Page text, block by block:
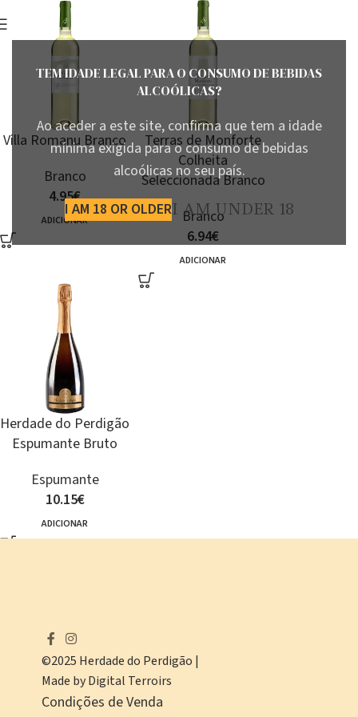
TEM IDADE LEGAL PARA O CONSUMO DE BEBIDAS
ALCOÓLICAS?
Ao aceder a este site, confirma que tem a idade
mínima exigida para o consumo de bebidas
alcoólicas no seu país.
I AM 18 OR OLDERI AM UNDER 18
Villa Romanu Branco
Branco
4.95€
ADICIONAR
Terras de Monforte
Colheita
Seleccionada Branco
Branco
6.94€
ADICIONAR
Herdade do Perdigão
Espumante Bruto
Espumante
10.15€
ADICIONAR
©2025 Herdade do Perdigão |
Made by Digital Terroirs
Condições de Venda